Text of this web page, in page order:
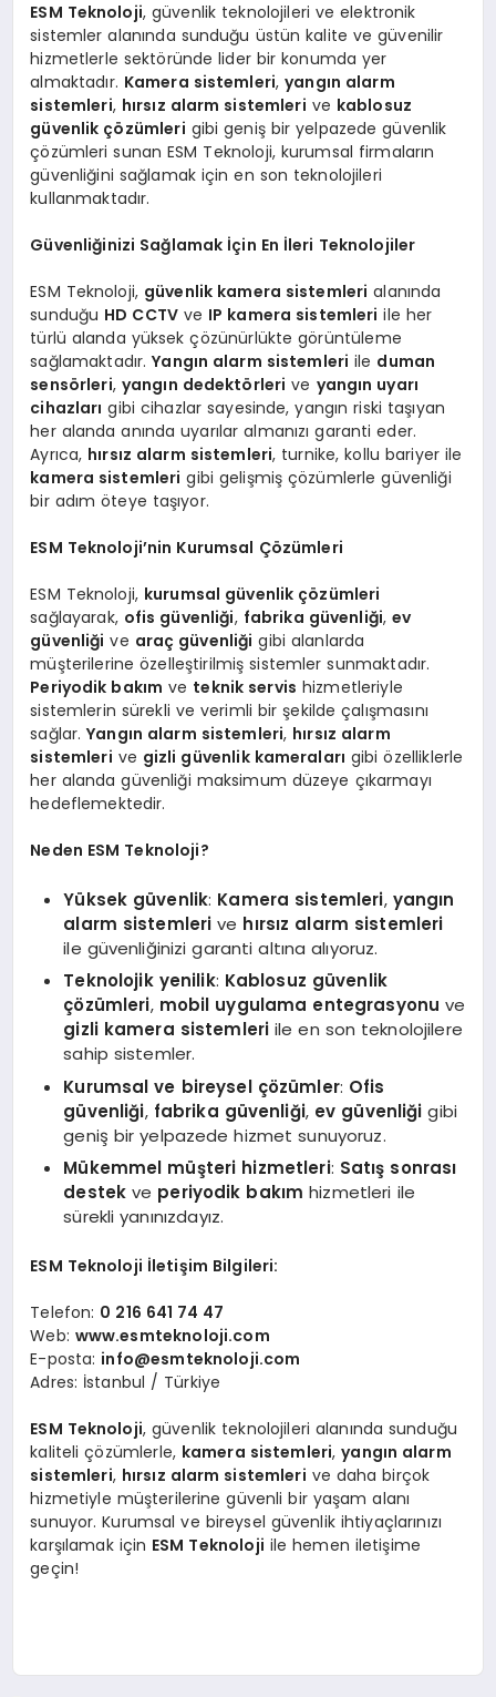
ESM Teknoloji, güvenlik teknolojileri ve elektronik
sistemler alanında sunduğu üstün kalite ve güvenilir
hizmetlerle sektöründe lider bir konumda yer
almaktadır. Kamera sistemleri,yangın alarm
sistemleri, hırsız alarm sistemleri ve kablosuz
güvenlik çözümleri gibi geniş bir yelpazede güvenlik
çözümleri sunan ESM Teknoloji, kurumsal firmaların
güvenliğini sağlamak için en son teknolojileri
kullanmaktadır.
Güvenliğinizi Sağlamak İçin En İleri Teknolojiler
ESM Teknoloji, güvenlik kamera sistemleri alanında
sunduğu HD CCTVve IP kamera sistemleri ile her
türlü alanda yüksek çözünürlükte görüntüleme
sağlamaktadır.Yangın alarm sistemleri ile duman
sensörleri, yangın dedektörleri ve yangın uyarı
cihazları gibi cihazlar sayesinde, yangın riski taşıyan
her alanda anında uyarılar almanızı garanti eder.
Ayrıca, hırsız alarm sistemleri, turnike, kollu bariyer ile
kamera sistemleri gibi gelişmiş çözümlerle güvenliği
bir adım öteye taşıyor.
ESM Teknoloji’nin Kurumsal Çözümleri
ESM Teknoloji, kurumsal güvenlik çözümleri
sağlayarak, ofis güvenliği, fabrika güvenliği,ev
güvenliği ve araç güvenliği gibi alanlarda
müşterilerine özelleştirilmiş sistemler sunmaktadır.
Periyodik bakım ve teknik servis hizmetleriyle
sistemlerin sürekli ve verimli bir şekilde çalışmasını
sağlar.Yangın alarm sistemleri, hırsız alarm
sistemleri ve gizli güvenlik kameraları gibi özelliklerle
her alanda güvenliği maksimum düzeye çıkarmayı
hedeflemektedir.
Neden ESM Teknoloji?
Yüksek güvenlik: Kamera sistemleri, yangın
alarm sistemleri ve hırsız alarm sistemleri
ile güvenliğinizi garanti altına alıyoruz.
Teknolojik yenilik: Kablosuz güvenlik
çözümleri, mobil uygulama entegrasyonu ve
gizli kamera sistemleri ile en son teknolojilere
sahip sistemler.
Kurumsal ve bireysel çözümler: Ofis
güvenliği, fabrika güvenliği, ev güvenliği gibi
geniş bir yelpazede hizmet sunuyoruz.
Mükemmel müşteri hizmetleri: Satış sonrası
destek ve periyodik bakım hizmetleri ile
sürekli yanınızdayız.
ESM Teknoloji İletişim Bilgileri:
Telefon: 0 216 641 74 47
Web: www.esmteknoloji.com
E-posta: info@esmteknoloji.com
Adres: İstanbul / Türkiye
ESM Teknoloji, güvenlik teknolojileri alanında sunduğu
kaliteli çözümlerle, kamera sistemleri,yangın alarm
sistemleri, hırsız alarm sistemleri ve daha birçok
hizmetiyle müşterilerine güvenli bir yaşam alanı
sunuyor. Kurumsal ve bireysel güvenlik ihtiyaçlarınızı
karşılamak için ESM Teknoloji ile hemen iletişime
geçin!